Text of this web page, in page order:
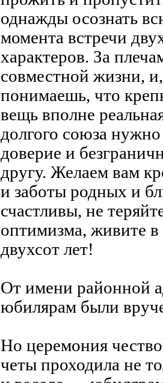
однажды осознать
момента встречи
характеров. За
совместной жизни, и,
понимаешь, что
вещь вполне
долгого союза
доверие и
другу. Желаем вам
и заботы родных и
счастливы, не
оптимизма, живите
двухсот лет!
От имени районной
юбилярам были
Но церемония
четы проходила не